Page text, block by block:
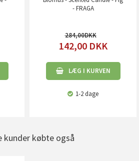
- FRAGA
284,00
142,00 DKK
LÆG I KURVEN
1-2 dage
kunder købte også